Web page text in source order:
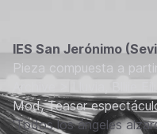
IES San Jerónimo
Pieza compuesta a
Archive > Lluvia, Blliie
Mod, Teaser
'Todos los ángeles